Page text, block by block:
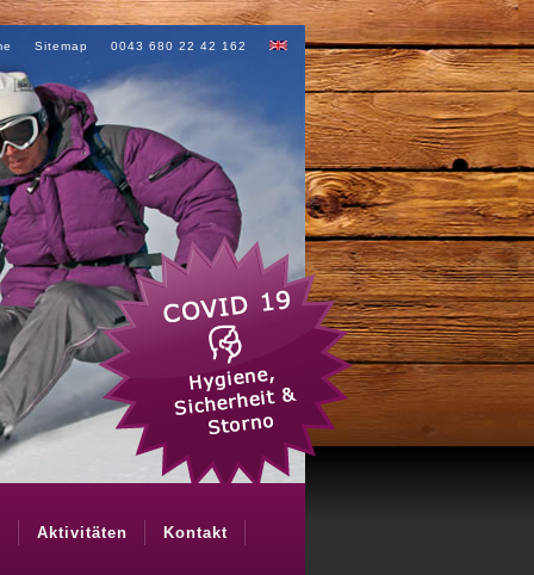
Sitemap 0043 680 22 42 162
Aktivitäten Kontakt